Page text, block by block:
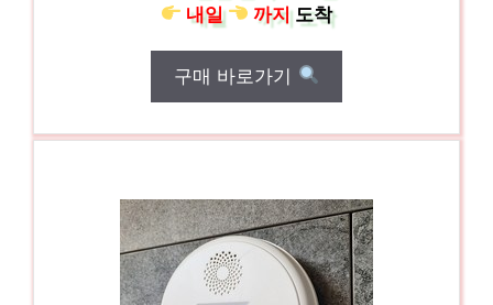
내일
까지도착
구매 바로가기